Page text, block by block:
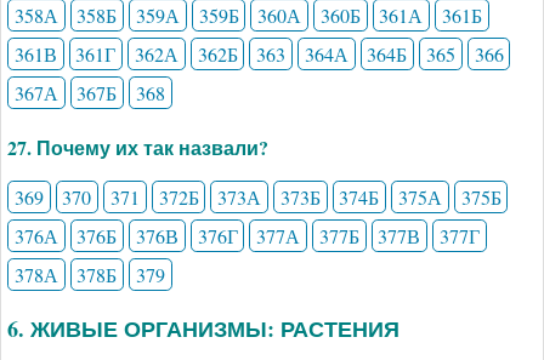
358А
358Б 359А 359Б 360А 360Б 361А
361Б
361В
361Г 362А 362Б 363 364А 364Б 365
366
367А
367Б 368
27. Почему их так назвали?
369 370 371 372Б 373А 373Б 374Б 375А
375Б
376А
376Б 376В 376Г 377А 377Б 377В
377Г
378А
378Б 379
6. ЖИВЫЕ ОРГАНИЗМЫ: РАСТЕНИЯ